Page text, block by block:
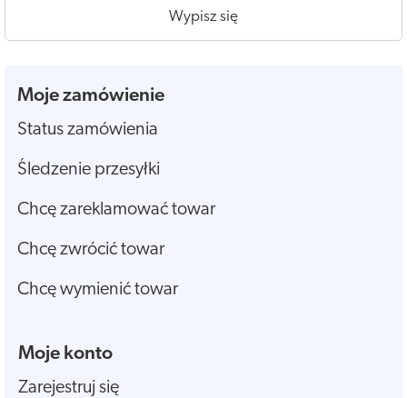
Wypisz się
Moje zamówienie
Status zamówienia
Śledzenie przesyłki
Chcę zareklamować towar
Chcę zwrócić towar
Chcę wymienić towar
Moje konto
Zarejestruj się